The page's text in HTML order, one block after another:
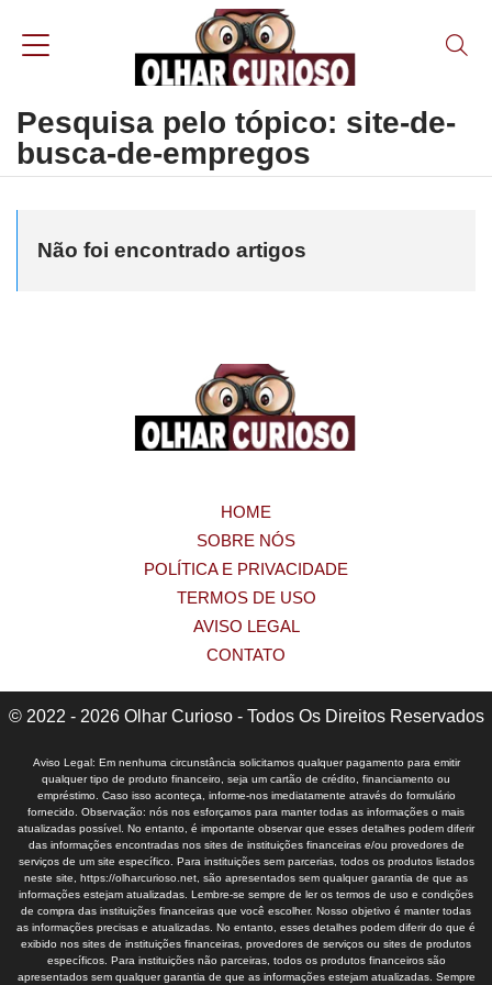
Pesquisa pelo tópico: site-de-
busca-de-empregos
Não foi encontrado artigos
HOME
SOBRE NÓS
POLÍTICA E PRIVACIDADE
TERMOS DE USO
AVISO LEGAL
CONTATO
© 2022 - 2026 Olhar Curioso - Todos Os Direitos Reservados
Aviso Legal: Em nenhuma circunstância solicitamos qualquer pagamento para emitir
qualquer tipo de produto financeiro, seja um cartão de crédito, financiamento ou
empréstimo. Caso isso aconteça, informe-nos imediatamente através do formulário
fornecido. Observação: nós nos esforçamos para manter todas as informações o mais
atualizadas possível. No entanto, é importante observar que esses detalhes podem diferir
das informações encontradas nos sites de instituições financeiras e/ou provedores de
serviços de um site específico. Para instituições sem parcerias, todos os produtos listados
neste site, https://olharcurioso.net, são apresentados sem qualquer garantia de que as
informações estejam atualizadas. Lembre-se sempre de ler os termos de uso e condições
de compra das instituições financeiras que você escolher. Nosso objetivo é manter todas
as informações precisas e atualizadas. No entanto, esses detalhes podem diferir do que é
exibido nos sites de instituições financeiras, provedores de serviços ou sites de produtos
específicos. Para instituições não parceiras, todos os produtos financeiros são
apresentados sem qualquer garantia de que as informações estejam atualizadas. Sempre